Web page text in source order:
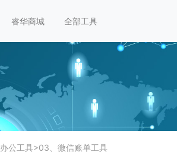
睿华商城 全部工具
办公工具>03、微信账单工具